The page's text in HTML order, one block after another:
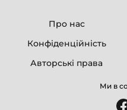
Про нас
Конфіденційність
Авторські права
Ми в